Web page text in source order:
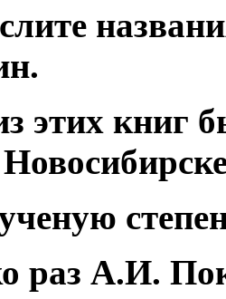
этих книг
раз А.И.